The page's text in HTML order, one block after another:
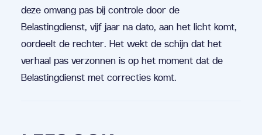
deze omvang pas bij controle door de
Belastingdienst, vijf jaar na dato, aan het licht komt,
oordeelt de rechter. Het wekt de schijn dat het
verhaal pas verzonnen is op het moment dat de
Belastingdienst met correcties komt.